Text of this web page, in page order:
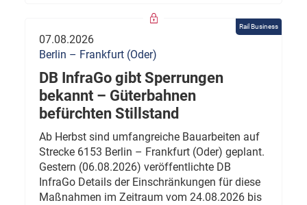
Rail Business
07.08.2026
Berlin – Frankfurt (Oder)
DB InfraGo gibt Sperrungen
bekannt – Güterbahnen
befürchten Stillstand
Ab Herbst sind umfangreiche Bauarbeiten auf
Strecke 6153 Berlin – Frankfurt (Oder) geplant.
Gestern (06.08.2026) veröffentlichte DB
InfraGo Details der Einschränkungen für diese
Maßnahmen im Zeitraum vom 24.08.2026 bis